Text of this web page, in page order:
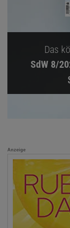
Das
SdW 8/
Anzeige